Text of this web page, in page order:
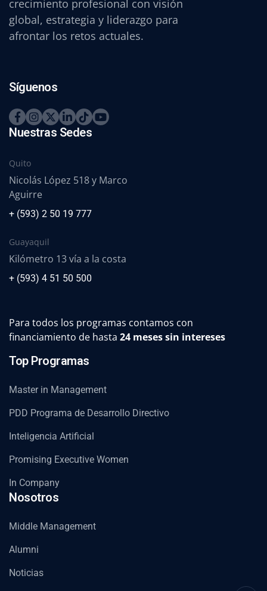
crecimiento profesional con visión
global, estrategia y liderazgo para
afrontar los retos actuales.
Síguenos
Nuestras Sedes
Quito
Nicolás López 518 y Marco
Aguirre
+ (593) 2 50 19 777
Guayaquil
Kilómetro 13 vía a la costa
+ (593) 4 51 50 500
Para todos los programas contamos con
financiamiento de hasta 24 meses sin intereses
Top Programas
Master in Management
PDD Programa de Desarrollo Directivo
Inteligencia Artificial
Promising Executive Women
In Company
Nosotros
Middle Management
Alumni
Noticias